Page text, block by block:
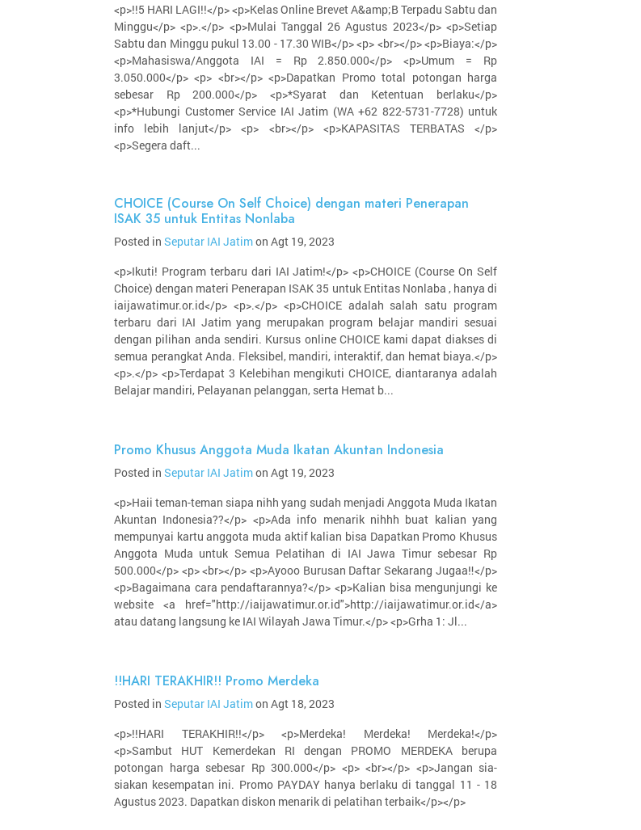
<p>!!5 HARI LAGI!!</p> <p>Kelas Online Brevet A&amp;B Terpadu Sabtu dan
Minggu</p> <p>.</p> <p>Mulai Tanggal 26 Agustus 2023</p> <p>Setiap
Sabtu dan Minggu pukul 13.00 - 17.30 WIB</p> <p> <br></p> <p>Biaya:</p>
<p>Mahasiswa/Anggota IAI = Rp 2.850.000</p> <p>Umum = Rp
3.050.000</p> <p> <br></p> <p>Dapatkan Promo total potongan harga
sebesar Rp 200.000</p> <p>*Syarat dan Ketentuan berlaku</p>
<p>*Hubungi Customer Service IAI Jatim (WA +62 822-5731-7728) untuk
info lebih lanjut</p> <p> <br></p> <p>KAPASITAS TERBATAS </p>
<p>Segera daft...
CHOICE (Course On Self Choice) dengan materi Penerapan
ISAK 35 untuk Entitas Nonlaba
Posted in Seputar IAI Jatimon Agt 19, 2023
<p>Ikuti! Program terbaru dari IAI Jatim!</p> <p>CHOICE (Course On Self
Choice) dengan materi Penerapan ISAK 35 untuk Entitas Nonlaba , hanya di
iaijawatimur.or.id</p> <p>.</p> <p>CHOICE adalah salah satu program
terbaru dari IAI Jatim yang merupakan program belajar mandiri sesuai
dengan pilihan anda sendiri. Kursus online CHOICE kami dapat diakses di
semua perangkat Anda. Fleksibel, mandiri, interaktif, dan hemat biaya.</p>
<p>.</p> <p>Terdapat 3 Kelebihan mengikuti CHOICE, diantaranya adalah
Belajar mandiri, Pelayanan pelanggan, serta Hemat b...
Promo Khusus Anggota Muda Ikatan Akuntan Indonesia
Posted in Seputar IAI Jatimon Agt 19, 2023
<p>Haii teman-teman siapa nihh yang sudah menjadi Anggota Muda Ikatan
Akuntan Indonesia??</p> <p>Ada info menarik nihhh buat kalian yang
mempunyai kartu anggota muda aktif kalian bisa Dapatkan Promo Khusus
Anggota Muda untuk Semua Pelatihan di IAI Jawa Timur sebesar Rp
500.000</p> <p> <br></p> <p>Ayooo Burusan Daftar Sekarang Jugaa‼</p>
<p>Bagaimana cara pendaftarannya?</p> <p>Kalian bisa mengunjungi ke
website <a href="http://iaijawatimur.or.id">http://iaijawatimur.or.id</a>
atau datang langsung ke IAI Wilayah Jawa Timur.</p> <p>Grha 1: Jl...
!!HARI TERAKHIR!! Promo Merdeka
Posted in Seputar IAI Jatimon Agt 18, 2023
<p>!!HARI TERAKHIR!!</p> <p>Merdeka! Merdeka! Merdeka!</p>
<p>Sambut HUT Kemerdekan RI dengan PROMO MERDEKA berupa
potongan harga sebesar Rp 300.000</p> <p> <br></p> <p>Jangan sia-
siakan kesempatan ini. Promo PAYDAY hanya berlaku di tanggal 11 - 18
Agustus 2023. Dapatkan diskon menarik di pelatihan terbaik</p></p>